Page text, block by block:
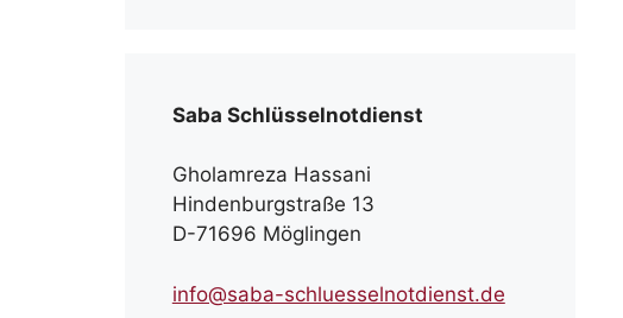
Saba Schlüsselnotdienst
Gholamreza Hassani
Hindenburgstraße 13
D-71696 Möglingen
info@saba-schluesselnotdienst.de